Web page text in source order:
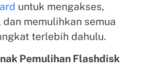
untuk mengakses,
memulihkan semua
terlebih dahulu.
Pemulihan Flashdisk